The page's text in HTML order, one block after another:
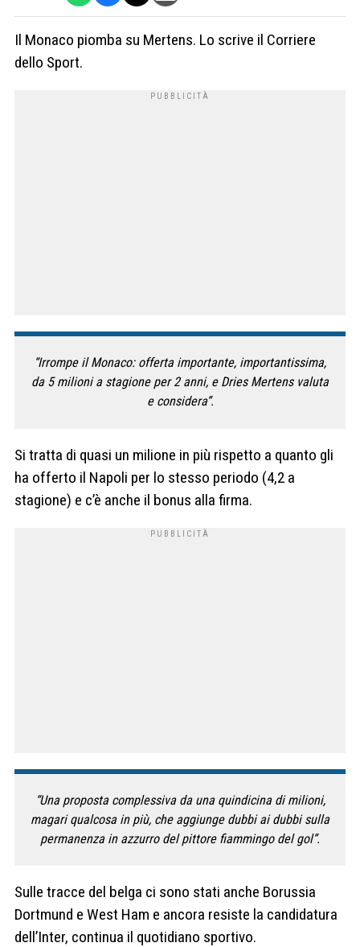
Il Monaco piomba su Mertens. Lo scrive il Corriere
dello Sport.
“Irrompe il Monaco: offerta importante, importantissima,
da 5 milioni a stagione per 2 anni, e Dries Mertens valuta
e considera”.
Si tratta di quasi un milione in più rispetto a quanto gli
ha offerto il Napoli per lo stesso periodo (4,2 a
stagione) e c’è anche il bonus alla firma.
“Una proposta complessiva da una quindicina di milioni,
magari qualcosa in più, che aggiunge dubbi ai dubbi sulla
permanenza in azzurro del pittore fiammingo del gol”.
Sulle tracce del belga ci sono stati anche Borussia
Dortmund e West Ham e ancora resiste la candidatura
dell’Inter, continua il quotidiano sportivo.